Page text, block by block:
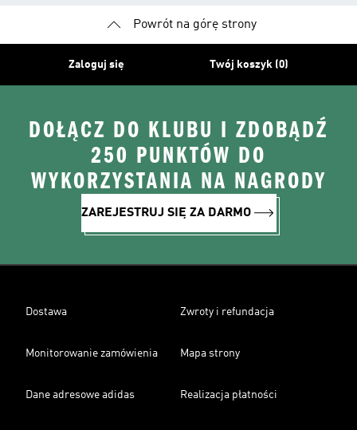
Powrót na górę strony
Zaloguj się Twój koszyk (0)
DOŁĄCZ DO KLUBU I ZDOBĄDŹ
250 PUNKTÓW DO
WYKORZYSTANIA NA NAGRODY
ZAREJESTRUJ SIĘ ZA DARMO
Dostawa Zwroty i refundacja
Monitorowanie zamówienia Mapa strony
Dane adresowe adidas Realizacja płatności